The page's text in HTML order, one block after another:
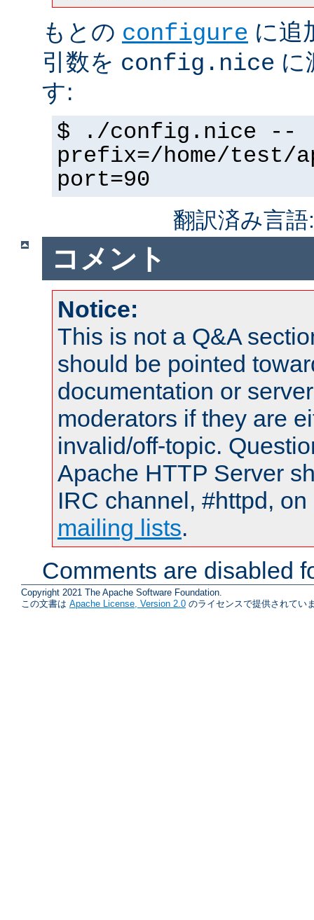
もとの configure に追
引数を config.nice に
す:
$ ./config.nice --
prefix=/home/test/
port=90
翻訳済み言
コメント
Notice:
This is not a Q&A
should be pointed
documentation or
moderators if they are
invalid/off-topic.
Apache HTTP Server
IRC channel, #httpd,
mailing lists.
Comments are disabled
Copyright 2021 The Apache Software Foundation.
この文書は Apache License, Version 2.0 のライセンスで提供されてい